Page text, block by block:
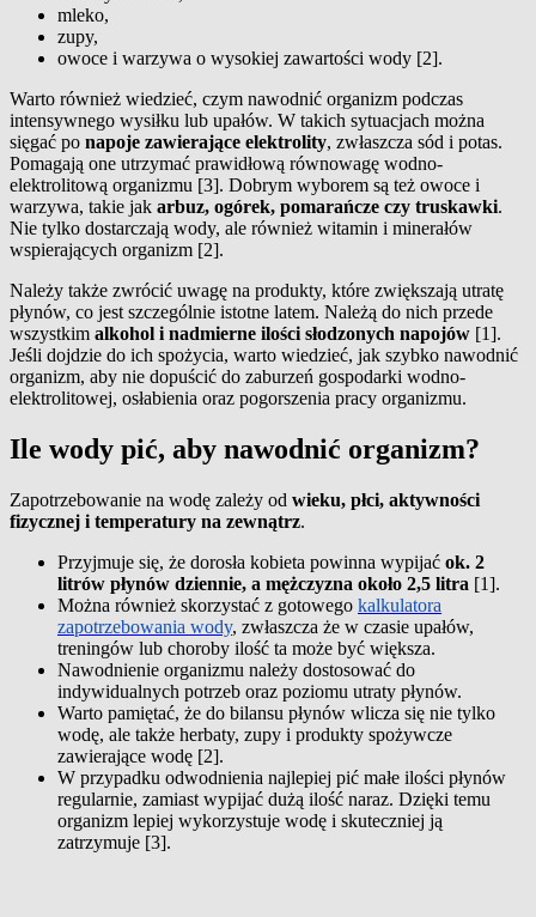
mleko,
zupy,
owoce i warzywa o wysokiej zawartości wody [2].
Warto również wiedzieć, czym nawodnić organizm podczas
intensywnego wysiłku lub upałów. W takich sytuacjach można
sięgać po napoje zawierające elektrolity, zwłaszcza sód i potas.
Pomagają one utrzymać prawidłową równowagę wodno-
elektrolitową organizmu [3]. Dobrym wyborem są też owoce i
warzywa, takie jak arbuz, ogórek, pomarańcze czy truskawki.
Nie tylko dostarczają wody, ale również witamin i minerałów
wspierających organizm [2].
Należy także zwrócić uwagę na produkty, które zwiększają utratę
płynów, co jest szczególnie istotne latem. Należą do nich przede
wszystkim alkohol i nadmierne ilości słodzonych napojów [1].
Jeśli dojdzie do ich spożycia, warto wiedzieć, jak szybko nawodnić
organizm, aby nie dopuścić do zaburzeń gospodarki wodno-
elektrolitowej, osłabienia oraz pogorszenia pracy organizmu.
Ile wody pić, aby nawodnić organizm?
Zapotrzebowanie na wodę zależy od wieku, płci, aktywności
fizycznej i temperatury na zewnątrz.
Przyjmuje się, że dorosła kobieta powinna wypijać ok. 2
litrów płynów dziennie, a mężczyzna około 2,5 litra [1].
Można również skorzystać z gotowego kalkulatora
zapotrzebowania wody, zwłaszcza że w czasie upałów,
treningów lub choroby ilość ta może być większa.
Nawodnienie organizmu należy dostosować do
indywidualnych potrzeb oraz poziomu utraty płynów.
Warto pamiętać, że do bilansu płynów wlicza się nie tylko
wodę, ale także herbaty, zupy i produkty spożywcze
zawierające wodę [2].
W przypadku odwodnienia najlepiej pić małe ilości płynów
regularnie, zamiast wypijać dużą ilość naraz. Dzięki temu
organizm lepiej wykorzystuje wodę i skuteczniej ją
zatrzymuje [3].